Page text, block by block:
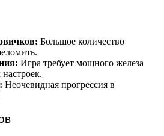
Большое количество
Игра требует мощного железа
Неочевидная прогрессия в